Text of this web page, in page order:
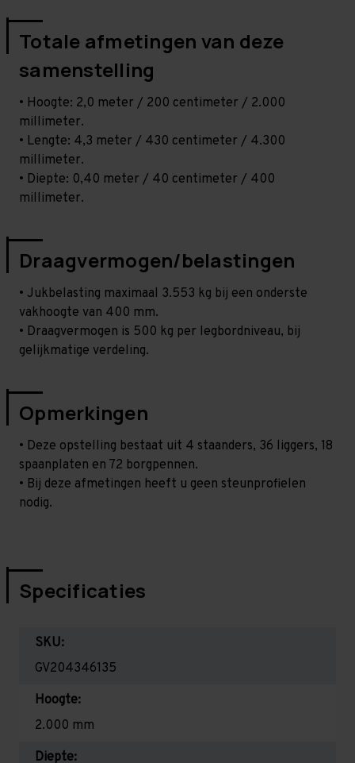
Totale afmetingen van deze
samenstelling
• Hoogte: 2,0 meter / 200 centimeter / 2.000
millimeter.
• Lengte: 4,3 meter / 430 centimeter / 4.300
millimeter.
• Diepte: 0,40 meter / 40 centimeter / 400
millimeter.
Draagvermogen/belastingen
• Jukbelasting maximaal 3.553 kg bij een onderste
vakhoogte van 400 mm.
• Draagvermogen is 500 kg per legbordniveau, bij
gelijkmatige verdeling.
Opmerkingen
• Deze opstelling bestaat uit 4 staanders, 36 liggers, 18
spaanplaten en 72 borgpennen.
• Bij deze afmetingen heeft u geen steunprofielen
nodig.
Specificaties
SKU:
GV204346135
Hoogte:
2.000 mm
Diepte: